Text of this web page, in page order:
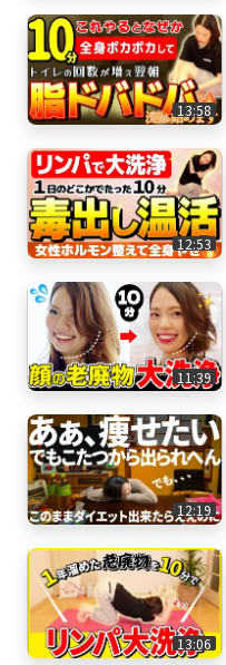
--
👩‍⚕️あいちゃん先生って
--
柔道整復師の国家資格
人体のスペシャリスト
リンパセラピストとし
岡愛。
世界初のリンパ3D技術
“山岡式メディカルリ
リンパ技術スクール&
営。
現在までに述べ2万人
口コミで予約が殺到し
全国や海外からお客
常に予約3ヶ月待ち。
13:58
12:53
11:39
12:19
13:06